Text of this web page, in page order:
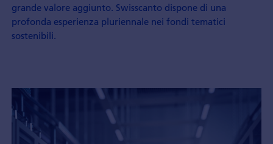
grande valore aggiunto. Swisscanto dispone di una
profonda esperienza pluriennale nei fondi tematici
sostenibili.